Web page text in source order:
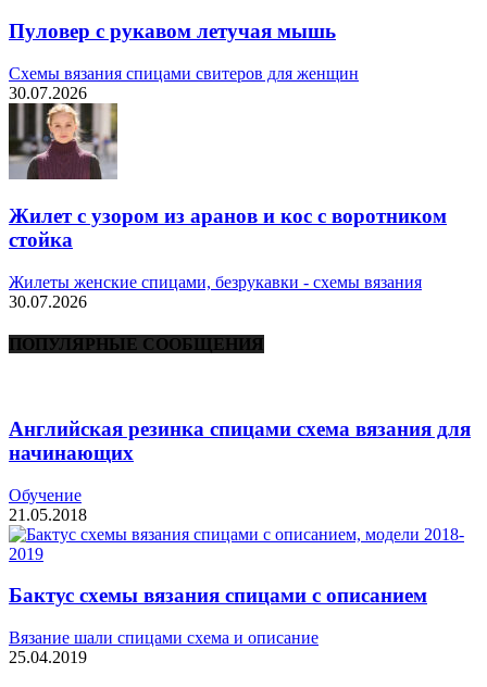
Пуловер с рукавом летучая мышь
Схемы вязания спицами свитеров для женщин
30.07.2026
Жилет с узором из аранов и кос с воротником
стойка
Жилеты женские спицами, безрукавки - схемы вязания
30.07.2026
ПОПУЛЯРНЫЕ СООБЩЕНИЯ
Английская резинка спицами схема вязания для
начинающих
Обучение
21.05.2018
Бактус схемы вязания спицами с описанием
Вязание шали спицами схема и описание
25.04.2019